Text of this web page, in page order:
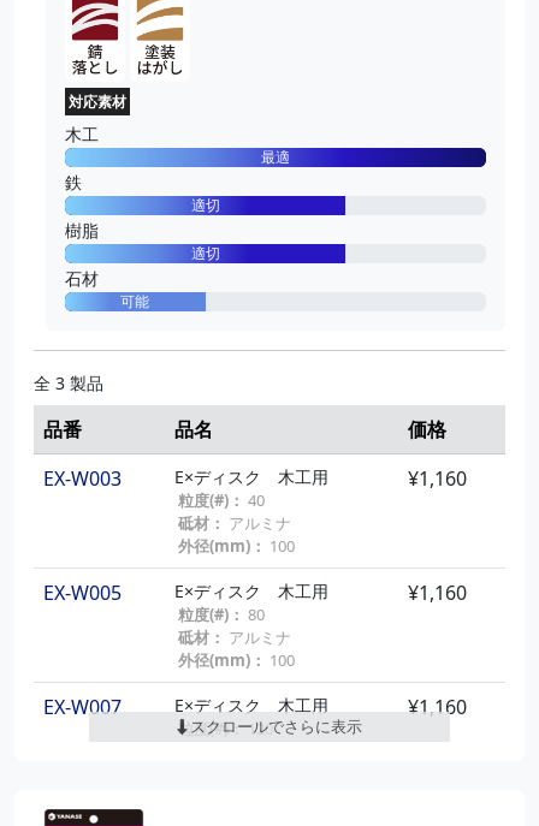
対応素材
木工
最適
鉄
適切
樹脂
適切
石材
可能
全 3 製品
品番 品名
価格
EX-W003
E×ディスク 木工用
粒度(#)： 40
砥材： アルミナ
外径(mm)： 100
¥1,160
EX-W005 E×ディスク 木工用
粒度(#)： 80
砥材： アルミナ
外径(mm)： 100
¥1,160
EX-W007 E×ディスク 木工用
粒度(#)：120
¥1,160
スクロールでさらに表示